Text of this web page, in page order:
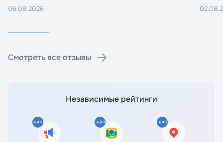
06.08.2026
Смотреть все отзывы
Независимые рейтинги
4.5 4.9 4.5